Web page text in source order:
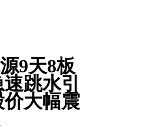
9天8板
跳水引
大幅震